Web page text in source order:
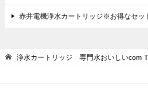
赤井電機浄水カートリッジ※お得なセッ
浄水カートリッジ 専門水おいしいcom